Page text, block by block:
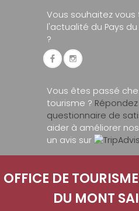
Vous souhaitez
l'actualité du Pays
?
Vous êtes passé
tourisme ?
questionnaire de
aider à améliorer
un avis sur
OFFICE DE
DU MONT